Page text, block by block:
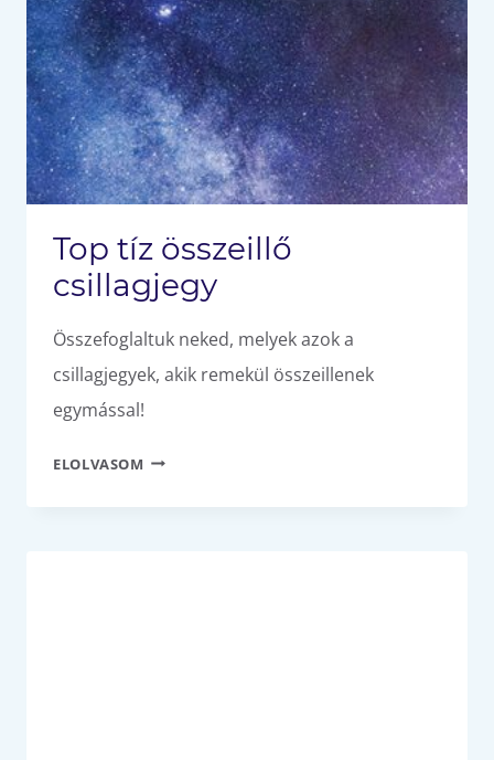
Top tíz összeillő
csillagjegy
Összefoglaltuk neked, melyek azok a
csillagjegyek, akik remekül összeillenek
egymással!
ELOLVASOM TOP
ÖSSZEILLŐ